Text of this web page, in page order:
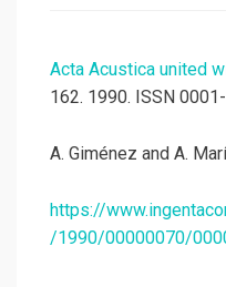
Acta Acustica united
162. 1990. ISSN
A. Giménez and A.
https://
/1990/00000070/